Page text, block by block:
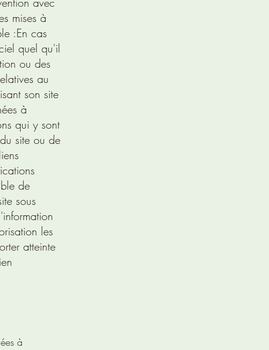
mises à
:En cas
quel qu'il
ou des
au
son site
à
qui y sont
site ou de
de
sous
les
atteinte
à